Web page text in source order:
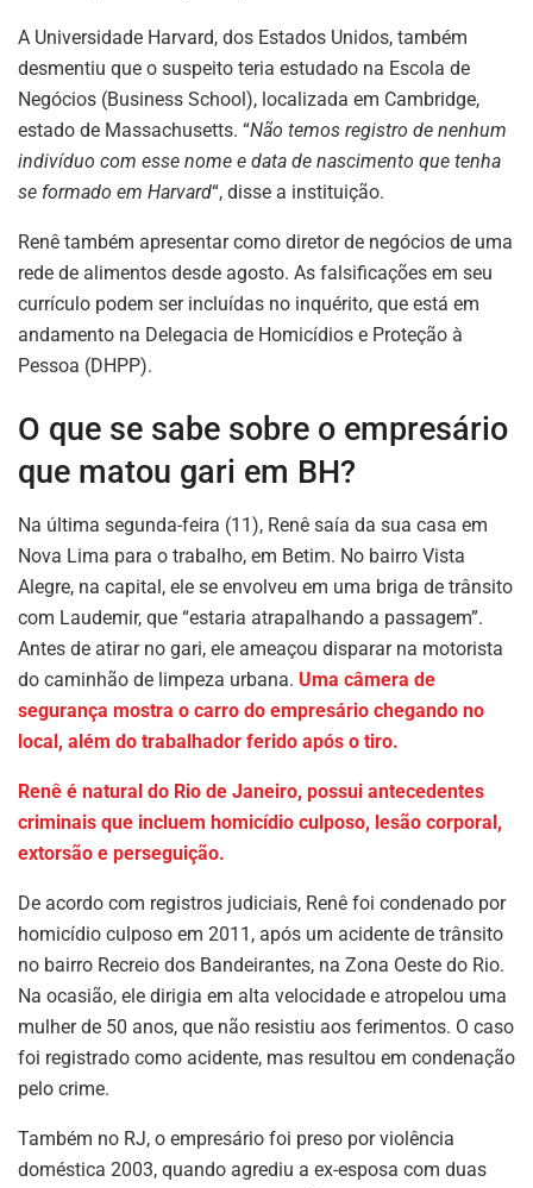
A Universidade Harvard, dos Estados Unidos, também
desmentiu que o suspeito teria estudado na Escola de
Negócios (Business School), localizada em Cambridge,
estado de Massachusetts. “Não temos registro de nenhum
indivíduo com esse nome e data de nascimento que tenha
se formado em Harvard“, disse a instituição.
Renê também apresentar como diretor de negócios de uma
rede de alimentos desde agosto. As falsificações em seu
currículo podem ser incluídas no inquérito, que está em
andamento na Delegacia de Homicídios e Proteção à
Pessoa (DHPP).
O que se sabe sobre o empresário
que matou gari em BH?
Na última segunda-feira (11), Renê saía da sua casa em
Nova Lima para o trabalho, em Betim. No bairro Vista
Alegre, na capital, ele se envolveu em uma briga de trânsito
com Laudemir, que “estaria atrapalhando a passagem”.
Antes de atirar no gari, ele ameaçou disparar na motorista
do caminhão de limpeza urbana. Uma câmera de
segurança mostra o carro do empresário chegando no
local, além do trabalhador ferido após o tiro.
Renê é natural do Rio de Janeiro, possui antecedentes
criminais que incluem homicídio culposo, lesão corporal,
extorsão e perseguição.
De acordo com registros judiciais, Renê foi condenado por
homicídio culposo em 2011, após um acidente de trânsito
no bairro Recreio dos Bandeirantes, na Zona Oeste do Rio.
Na ocasião, ele dirigia em alta velocidade e atropelou uma
mulher de 50 anos, que não resistiu aos ferimentos. O caso
foi registrado como acidente, mas resultou em condenação
pelo crime.
Também no RJ, o empresário foi preso por violência
doméstica 2003, quando agrediu a ex-esposa com duas